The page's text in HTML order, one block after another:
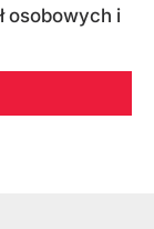
osobowych i